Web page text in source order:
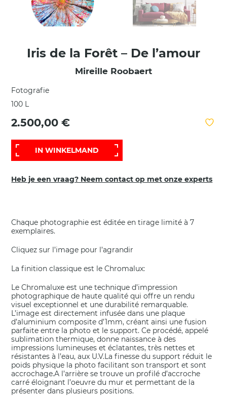
Iris de la Forêt – De l’amour
Mireille Roobaert
Fotografie
100 L
2.500,00 €
IN WINKELMAND
Heb je een vraag? Neem contact op met onze experts
Chaque photographie est éditée en tirage limité à 7
exemplaires.
Cliquez sur l’image pour l’agrandir
La finition classique est le Chromalux:
Le Chromaluxe est une technique d’impression
photographique de haute qualité qui offre un rendu
visuel exceptionnel et une durabilité remarquable.
L’image est directement infusée dans une plaque
d’aluminium composite d’1mm, créant ainsi une fusion
parfaite entre la photo et le support. Ce procédé, appelé
sublimation thermique, donne naissance à des
impressions lumineuses et éclatantes, très nettes et
résistantes à l’eau, aux U.V.La finesse du support réduit le
poids physique la photo facilitant son transport et sont
accrochage.A l’arrière se trouve un profilé d’accroche
carré éloignant l’oeuvre du mur et permettant de la
présenter dans plusieurs positions.